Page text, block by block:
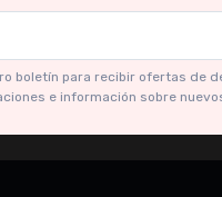
boletín para recibir ofertas de
e información sobre